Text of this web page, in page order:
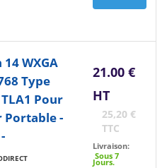
WXGA
Type
Pour
-
21.00 €
HT
25,20 €
TTC
Livraison:
Sous 7
Jours.